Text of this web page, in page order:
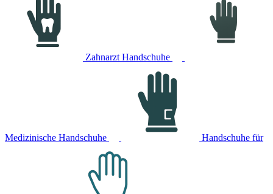
Zahnarzt Handschuhe
Medizinische Handschuhe Handschuhe für